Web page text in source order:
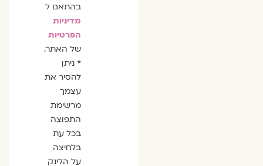
בהתאם ל
מדיניות
הפרטיות
של האתר.
* ניתן
להסיר את
עצמך
מרשימת
התפוצה
בכל עת
בלחיצה
על הלינק